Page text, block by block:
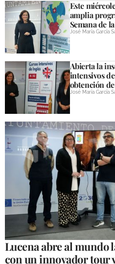
Este
amplia
Semana de
José María García
Abierta la
intensivos
obtención de
José María García
Lucena abre al mundo
con un innovador tour